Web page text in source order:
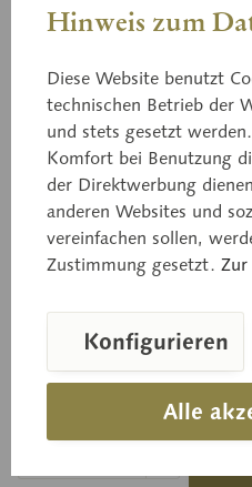
BoS 152
Speisemorchel
Morchella esculenta
Preis auf
Lieferzeit auf Anfrage
Hinweis zum
Diese Website benutzt
technischen Betrieb der
und stets gesetzt
Komfort bei Benutzung
der Direktwerbung
anderen Websites und
vereinfachen sollen,
Zustimmung gesetzt. Zur
Alle
Konfigurieren